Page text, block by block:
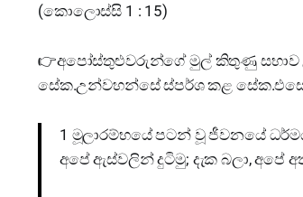
(කොලොස්සි 1 : 15)
👉අපෝස්තුළුවරුන්ගේ මුල් කිතුණු
සේක.උන්වහන්සේ ස්පර්ශ කළ සේක.එසේ
1 මූලාරම්භයේ පටන් වූ ජීවනයේ
අපේ ඇස්වලින් දුටිමු; දැක බලා, අපේ